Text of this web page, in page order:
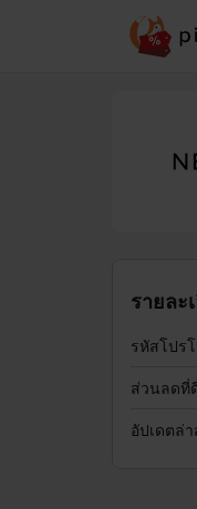
รายละ
รหัสโปร
ส่วนลดที่
อัปเดตล่